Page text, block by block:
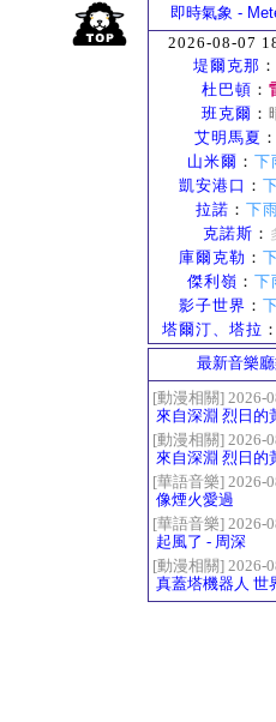
即時氣象 -
2026-08-07
堤爾克那 ：
杜巴頓 ：
班克爾 ：
艾明馬夏 ：
山米爾 ： 下
凱安港口 ：
拉諾 ： 下
克諾斯 ：
庫爾克勒 ：
傑利嶺 ： 下
影子世界 ：
塔爾汀、塔拉 ：
最新音樂
[動漫相關] 2026-
來自深淵 烈日的
Gravity
[動漫相關] 2026-
來自深淵 烈日的
- かたち(Katachi)
[華語音樂] 2026-
像煙火愛過
[華語音樂] 2026-
起風了 - 周深
[動漫相關] 2026-
真蓋塔機器人 世
日OP2 HEATS